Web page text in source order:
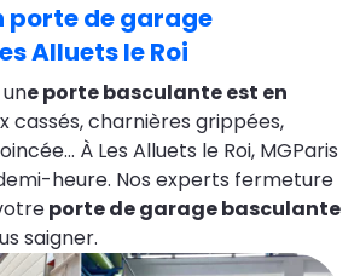
porte de garage
Alluets le Roi
e porte basculante est en
cassés, charnières grippées,
À Les Alluets le Roi, MGParis
heure. Nos experts fermeture
porte de garage basculante
saigner.